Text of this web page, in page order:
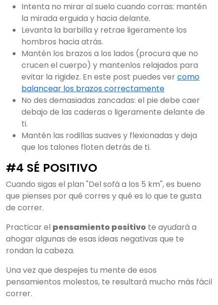
Intenta no mirar al suelo cuando corras: mantén
la mirada erguida y hacia delante.
Levanta la barbilla y retrae ligeramente los
hombros hacia atrás.
Mantén los brazos a los lados (procura que no
crucen el cuerpo) y mantenlos relajados para
evitar la rigidez. En este post puedes vercomo
balancear los brazos correctamente
No des demasiadas zancadas: el pie debe caer
debajo de las caderas o ligeramente delante de
ti.
Mantén las rodillas suaves y flexionadas y deja
que los talones floten detrás de ti.
#4 SÉ POSITIVO
Cuando sigas el plan "Del sofá a los 5 km", es bueno
que pienses por qué corres y qué es lo que te gusta
de correr.
Practicar el pensamiento positivo te ayudará a
ahogar algunas de esas ideas negativas que te
rondan la cabeza.
Una vez que despejes tu mente de esos
pensamientos molestos, te resultará mucho más fácil
correr.